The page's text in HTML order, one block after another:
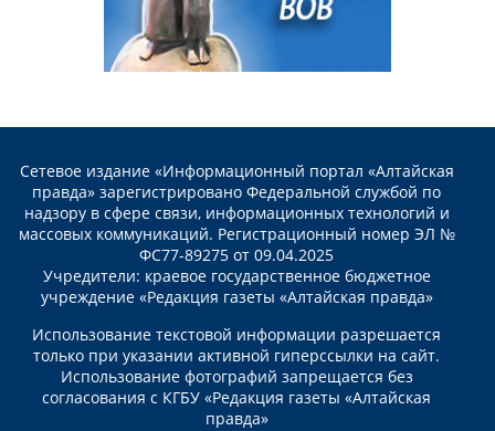
Сетевое издание «Информационный портал «Алтайская
правда» зарегистрировано Федеральной службой по
надзору в сфере связи, информационных технологий и
массовых коммуникаций. Регистрационный номер ЭЛ №
ФС77-89275 от 09.04.2025
Учредители: краевое государственное бюджетное
учреждение «Редакция газеты «Алтайская правда»
Использование текстовой информации разрешается
только при указании активной гиперссылки на сайт.
Использование фотографий запрещается без
согласования с КГБУ «Редакция газеты «Алтайская
правда»